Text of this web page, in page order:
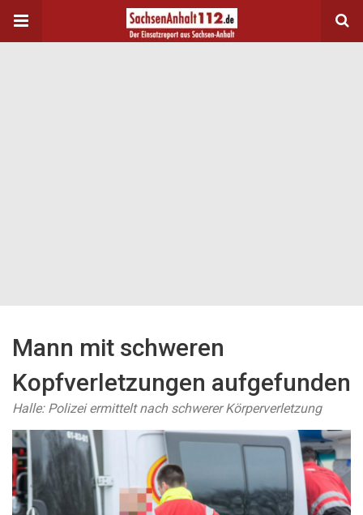
Mann mit schweren
Kopfverletzungen aufgefunden
Halle: Polizei ermittelt nach schwerer Körperverletzung